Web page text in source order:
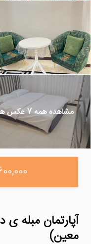
مشاهده همه 7 عکس ها
4,600,000
آپارتمان مبله
معین)